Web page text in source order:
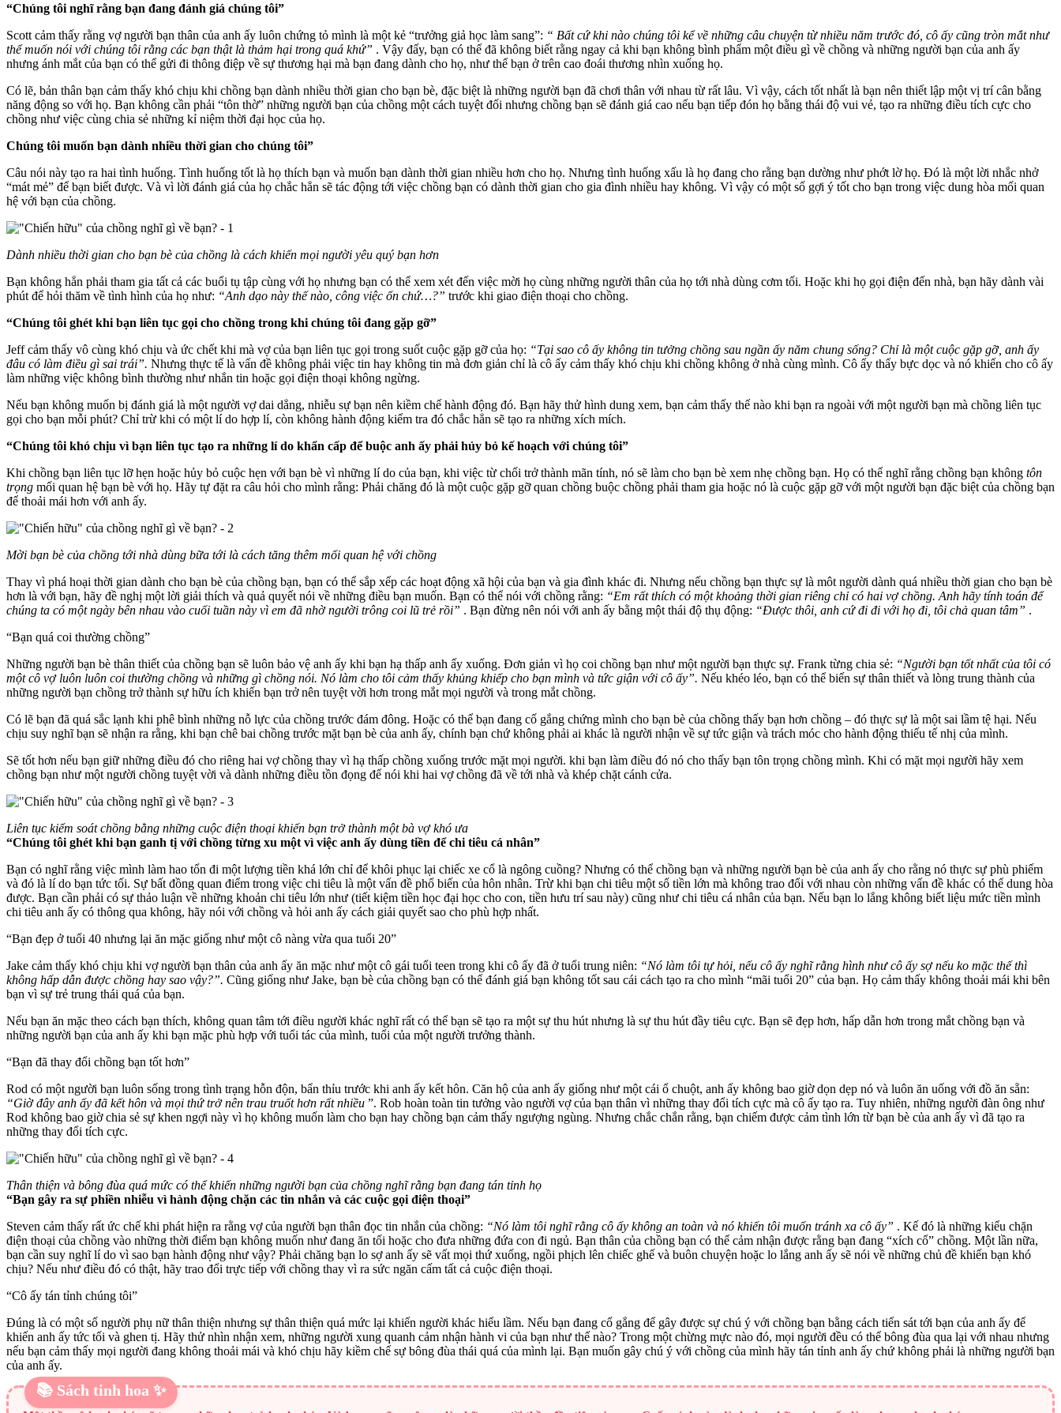
“Chúng tôi nghĩ rằng bạn đang đánh giá chúng tôi”
Scott cảm thấy rằng vợ người bạn thân của anh ấy luôn chứng tỏ mình là một kẻ “trưởng giả học làm sang”: “ Bất cứ khi nào chúng tôi kể về những câu chuyện từ nhiều năm trước đó, cô ấy cũng tròn mắt như
thể muốn nói với chúng tôi rằng các bạn thật là thảm hại trong quá khứ” . Vậy đấy, bạn có thể đã không biết rằng ngay cả khi bạn không bình phẩm một điều gì về chồng và những người bạn của anh ấy
nhưng ánh mắt của bạn có thể gửi đi thông điệp về sự thương hại mà bạn đang dành cho họ, như thể bạn ở trên cao đoái thương nhìn xuống họ.
Có lẽ, bản thân bạn cảm thấy khó chịu khi chồng bạn dành nhiều thời gian cho bạn bè, đặc biệt là những người bạn đã chơi thân với nhau từ rất lâu. Vì vậy, cách tốt nhất là bạn nên thiết lập một vị trí cân bằng
năng động so với họ. Bạn không cần phải “tôn thờ” những người bạn của chồng một cách tuyệt đối nhưng chồng bạn sẽ đánh giá cao nếu bạn tiếp đón họ bằng thái độ vui vẻ, tạo ra những điều tích cực cho
chồng như việc cùng chia sẻ những kỉ niệm thời đại học của họ.
Chúng tôi muốn bạn dành nhiều thời gian cho chúng tôi”
Câu nói này tạo ra hai tình huống. Tình huống tốt là họ thích bạn và muốn bạn dành thời gian nhiều hơn cho họ. Nhưng tình huống xấu là họ đang cho rằng bạn dường như phớt lờ họ. Đó là một lời nhắc nhở
“mát mẻ” để bạn biết được. Và vì lời đánh giá của họ chắc hẳn sẽ tác động tới việc chồng bạn có dành thời gian cho gia đình nhiều hay không. Vì vậy có một số gợi ý tốt cho bạn trong việc dung hòa mối quan
hệ với bạn của chồng.
Dành nhiều thời gian cho bạn bè của chồng là cách khiến mọi người yêu quý bạn hơn
Bạn không hẳn phải tham gia tất cả các buổi tụ tập cùng với họ nhưng bạn có thể xem xét đến việc mời họ cùng những người thân của họ tới nhà dùng cơm tối. Hoặc khi họ gọi điện đến nhà, bạn hãy dành vài
phút để hỏi thăm về tình hình của họ như: “Anh dạo này thế nào, công việc ổn chứ…?” trước khi giao điện thoại cho chồng.
“Chúng tôi ghét khi bạn liên tục gọi cho chồng trong khi chúng tôi đang gặp gỡ”
Jeff cảm thấy vô cùng khó chịu và ức chết khi mà vợ của bạn liên tục gọi trong suốt cuộc gặp gỡ của họ: “Tại sao cô ấy không tin tưởng chồng sau ngần ấy năm chung sống? Chỉ là một cuộc gặp gỡ, anh ấy
đâu có làm điều gì sai trái”. Nhưng thực tế là vấn đề không phải việc tin hay không tin mà đơn giản chỉ là cô ấy cảm thấy khó chịu khi chồng không ở nhà cùng mình. Cô ấy thấy bực dọc và nó khiến cho cô ấy
làm những việc không bình thường như nhắn tin hoặc gọi điện thoại không ngừng.
Nếu bạn không muốn bị đánh giá là một người vợ dai dẳng, nhiễu sự bạn nên kiềm chế hành động đó. Bạn hãy thử hình dung xem, bạn cảm thấy thế nào khi bạn ra ngoài với một người bạn mà chồng liên tục
gọi cho bạn mỗi phút? Chỉ trừ khi có một lí do hợp lí, còn không hành động kiểm tra đó chắc hẳn sẽ tạo ra những xích mích.
“Chúng tôi khó chịu vì bạn liên tục tạo ra những lí do khẩn cấp để buộc anh ấy phải hủy bỏ kế hoạch với chúng tôi”
Khi chồng bạn liên tục lỡ hẹn hoặc hủy bỏ cuộc hẹn với bạn bè vì những lí do của bạn, khi việc từ chối trở thành mãn tính, nó sẽ làm cho bạn bè xem nhẹ chồng bạn. Họ có thể nghĩ rằng chồng bạn không tôn
trọng mối quan hệ bạn bè với họ. Hãy tự đặt ra câu hỏi cho mình rằng: Phải chăng đó là một cuộc gặp gỡ quan chồng buộc chồng phải tham gia hoặc nó là cuộc gặp gỡ với một người bạn đặc biệt của chồng bạn
để thoải mái hơn với anh ấy.
Mời bạn bè của chồng tới nhà dùng bữa tới là cách tăng thêm mối quan hệ với chồng
Thay vì phá hoại thời gian dành cho bạn bè của chồng bạn, bạn có thể sắp xếp các hoạt động xã hội của bạn và gia đình khác đi. Nhưng nếu chồng bạn thực sự là môt người dành quá nhiều thời gian cho bạn bè
hơn là với bạn, hãy đề nghị một lời giải thích và quả quyết nói về những điều bạn muốn. Bạn có thể nói với chồng rằng: “Em rất thích có một khoảng thời gian riêng chỉ có hai vợ chồng. Anh hãy tính toán để
chúng ta có một ngày bên nhau vào cuối tuần này vì em đã nhờ người trông coi lũ trẻ rồi” . Bạn đừng nên nói với anh ấy bằng một thái độ thụ động: “Được thôi, anh cứ đi đi với họ đi, tôi chả quan tâm” .
“Bạn quá coi thường chồng”
Những người bạn bè thân thiết của chồng bạn sẽ luôn bảo vệ anh ấy khi bạn hạ thấp anh ấy xuống. Đơn giản vì họ coi chồng bạn như một người bạn thực sự. Frank từng chia sẻ: “Người bạn tốt nhất của tôi có
một cô vợ luôn luôn coi thường chồng và những gì chồng nói. Nó làm cho tôi cảm thấy khủng khiếp cho bạn mình và tức giận với cô ấy”. Nếu khéo léo, bạn có thể biến sự thân thiết và lòng trung thành của
những người bạn chồng trở thành sự hữu ích khiến bạn trở nên tuyệt vời hơn trong mắt mọi người và trong mắt chồng.
Có lẽ bạn đã quá sắc lạnh khi phê bình những nỗ lực của chồng trước đám đông. Hoặc có thể bạn đang cố gắng chứng mình cho bạn bè của chồng thấy bạn hơn chồng – đó thực sự là một sai lầm tệ hại. Nếu
chịu suy nghĩ bạn sẽ nhận ra rằng, khi bạn chê bai chồng trước mặt bạn bè của anh ấy, chính bạn chứ không phải ai khác là người nhận về sự tức giận và trách móc cho hành động thiếu tế nhị của mình.
Sẽ tốt hơn nếu bạn giữ những điều đó cho riêng hai vợ chồng thay vì hạ thấp chồng xuống trước mặt mọi người. khi bạn làm điều đó nó cho thấy bạn tôn trọng chồng mình. Khi có mặt mọi người hãy xem
chồng bạn như một người chồng tuyệt vời và dành những điều tồn đọng để nói khi hai vợ chồng đã về tới nhà và khép chặt cánh cửa.
Liên tục kiểm soát chồng bằng những cuộc điện thoại khiến bạn trở thành một bà vợ khó ưa
“Chúng tôi ghét khi bạn ganh tị với chồng từng xu một vì việc anh ấy dùng tiền để chi tiêu cá nhân”
Bạn có nghĩ rằng việc mình làm hao tổn đi một lượng tiền khá lớn chỉ để khôi phục lại chiếc xe cổ là ngông cuồng? Nhưng có thể chồng bạn và những người bạn bè của anh ấy cho rằng nó thực sự phù phiếm
và đó là lí do bạn tức tối. Sự bất đồng quan điểm trong việc chi tiêu là một vấn đề phổ biến của hôn nhân. Trừ khi bạn chi tiêu một số tiền lớn mà không trao đổi với nhau còn những vấn đề khác có thể dung hòa
được. Bạn cần phải có sự thảo luận về những khoản chi tiêu lớn như (tiết kiệm tiền học đại học cho con, tiền hưu trí sau này) cũng như chi tiêu cá nhân của bạn. Nếu bạn lo lắng không biết liệu mức tiền mình
chi tiêu anh ấy có thông qua không, hãy nói với chồng và hỏi anh ấy cách giải quyết sao cho phù hợp nhất.
“Bạn đẹp ở tuổi 40 nhưng lại ăn mặc giống như một cô nàng vừa qua tuổi 20”
Jake cảm thấy khó chịu khi vợ người bạn thân của anh ấy ăn mặc như một cô gái tuổi teen trong khi cô ấy đã ở tuổi trung niên: “Nó làm tôi tự hỏi, nếu cô ấy nghĩ rằng hình như cô ấy sợ nếu ko mặc thế thì
không hấp dẫn được chồng hay sao vậy?”. Cũng giống như Jake, bạn bè của chồng bạn có thể đánh giá bạn không tốt sau cái cách tạo ra cho mình “mãi tuổi 20” của bạn. Họ cảm thấy không thoải mái khi bên
bạn vì sự trẻ trung thái quá của bạn.
Nếu bạn ăn mặc theo cách bạn thích, không quan tâm tới điều người khác nghĩ rất có thể bạn sẽ tạo ra một sự thu hút nhưng là sự thu hút đầy tiêu cực. Bạn sẽ đẹp hơn, hấp dẫn hơn trong mắt chồng bạn và
những người bạn của anh ấy khi bạn mặc phù hợp với tuổi tác của mình, tuổi của một người trưởng thành.
“Bạn đã thay đổi chồng bạn tốt hơn”
Rod có một người bạn luôn sống trong tình trạng hỗn độn, bẩn thỉu trước khi anh ấy kết hôn. Căn hộ của anh ấy giống như một cái ổ chuột, anh ấy không bao giờ dọn dẹp nó và luôn ăn uống với đồ ăn sẵn:
“Giờ đây anh ấy đã kết hôn và mọi thứ trở nên trau truốt hơn rất nhiều ”. Rob hoàn toàn tin tưởng vào người vợ của bạn thân vì những thay đổi tích cực mà cô ấy tạo ra. Tuy nhiên, những người đàn ông như
Rod không bao giờ chia sẻ sự khen ngợi này vì họ không muốn làm cho bạn hay chồng bạn cảm thấy ngượng ngùng. Nhưng chắc chắn rằng, bạn chiếm được cảm tình lớn từ bạn bè của anh ấy vì đã tạo ra
những thay đổi tích cực.
Thân thiện và bông đùa quá mức có thể khiến những người bạn của chồng nghĩ rằng bạn đang tán tỉnh họ
“Bạn gây ra sự phiền nhiễu vì hành động chặn các tin nhắn và các cuộc gọi điện thoại”
Steven cảm thấy rất ức chế khi phát hiện ra rằng vợ của người bạn thân đọc tin nhắn của chồng: “Nó làm tôi nghĩ rằng cô ấy không an toàn và nó khiến tôi muốn tránh xa cô ấy” . Kế đó là những kiểu chặn
điện thoại của chồng vào những thời điểm bạn không muốn như đang ăn tối hoặc cho đưa những đứa con đi ngủ. Bạn thân của chồng bạn có thể cảm nhận được rằng bạn đang “xích cổ” chồng. Một lần nữa,
bạn cần suy nghĩ lí do vì sao bạn hành động như vậy? Phải chăng bạn lo sợ anh ấy sẽ vất mọi thứ xuống, ngồi phịch lên chiếc ghế và buôn chuyện hoặc lo lắng anh ấy sẽ nói về những chủ đề khiến bạn khó
chịu? Nếu như điều đó có thật, hãy trao đổi trực tiếp với chồng thay vì ra sức ngăn cấm tất cả cuộc điện thoại.
“Cô ấy tán tỉnh chúng tôi”
Đúng là có một số người phụ nữ thân thiện nhưng sự thân thiện quá mức lại khiến người khác hiểu lầm. Nếu bạn đang cố gắng để gây được sự chú ý với chồng bạn bằng cách tiến sát tới bạn của anh ấy để
khiến anh ấy tức tối và ghen tị. Hãy thử nhìn nhận xem, những người xung quanh cảm nhận hành vi của bạn như thế nào? Trong một chừng mực nào đó, mọi người đều có thể bông đùa qua lại với nhau nhưng
nếu bạn cảm thấy mọi người đang không thoải mái và khó chịu hãy kiềm chế sự bông đùa thái quá của mình lại. Bạn muốn gây chú ý với chồng của mình hãy tán tỉnh anh ấy chứ không phải là những người bạn
của anh ấy.
📚 Sách tinh hoa ✨